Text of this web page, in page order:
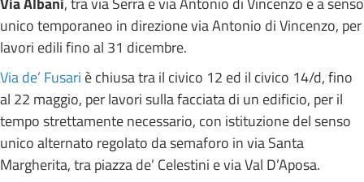
unico temporaneo in direzione via Antonio di Vincenzo, per
lavori edili fino al 31 dicembre.
Via de’ Fusari è chiusa tra il civico 12 ed il civico 14/d, fino
al 22 maggio, per lavori sulla facciata di un edificio, per il
tempo strettamente necessario, con istituzione del senso
unico alternato regolato da semaforo in via Santa
Margherita, tra piazza de’ Celestini e via Val D’Aposa.